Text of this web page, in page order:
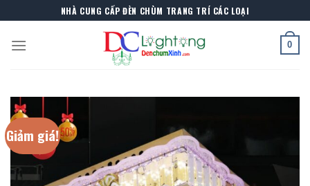
to
content
NHÀ CUNG CẤP ĐÈN CHÙM TRANG TRÍ CÁC LOẠI
0
Giảm giá!